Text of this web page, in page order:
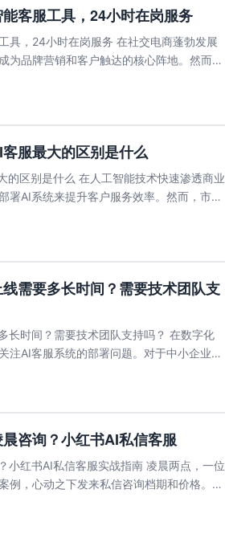
客服工具，24小时在岗服务
具，24小时在岗服务 在社交电商蓬勃发展
为品牌营销和客户触达的核心阵地。然而，
服最大的区别是什么
的区别是什么 在人工智能技术快速渗透商业
署AI系统来提升客户服务效率。然而，市面
需要多长时间？需要技术团队支
长时间？需要技术团队支持吗？ 在数字化
注AI客服系统的部署问题。对于中小企业而
咨询？小红书AI私信客服
小红书AI私信客服实战指南 凌晨两点，一位
例，心动之下发来私信咨询档期和价格。等